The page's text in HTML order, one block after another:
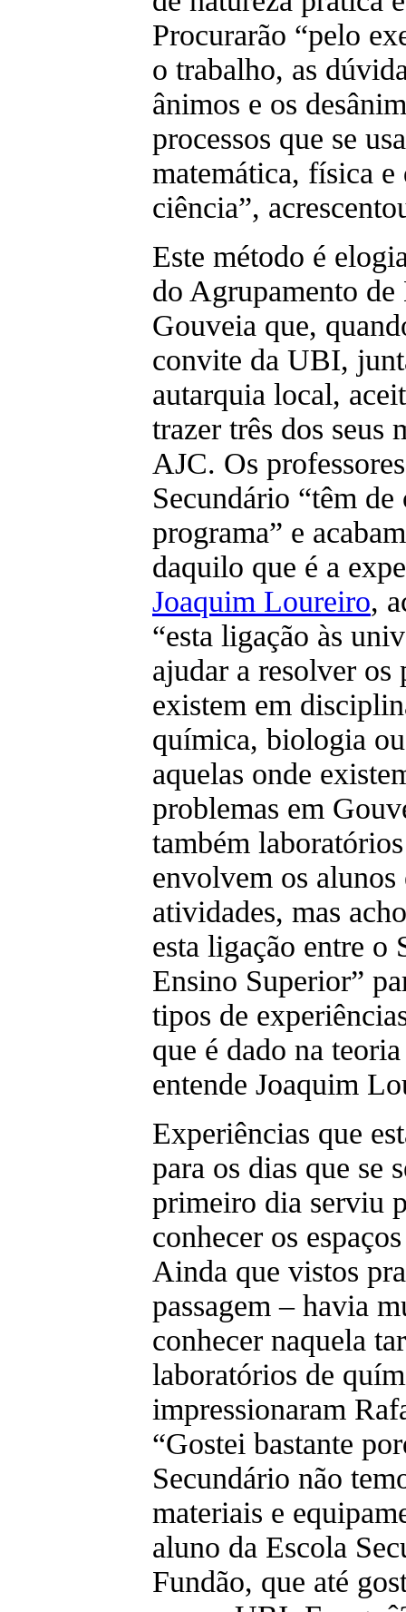
Procurarão “pelo
o trabalho, as
ânimos e os
processos que se
matemática, física
ciência”,
Este método é
do Agrupamento de
Gouveia que,
convite da UBI,
autarquia local,
trazer três dos seus
AJC. Os
Secundário “têm
programa” e
daquilo que é a
Joaquim Loureiro,
“esta ligação às
ajudar a resolver os
existem em
química, biologia
aquelas onde
problemas em
também
envolvem os alunos
atividades, mas
esta ligação entre o
Ensino Superior”
tipos de
que é dado na
entende Joaquim
Experiências que
para os dias que se
primeiro dia serviu
conhecer os
Ainda que vistos
passagem – havia
conhecer naquela
laboratórios de
impressionaram
“Gostei bastante
Secundário não
materiais e
aluno da Escola
Fundão, que até